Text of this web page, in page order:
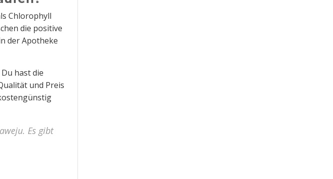
Chlorophyll
die positive
der Apotheke
hast die
und Preis
Es gibt